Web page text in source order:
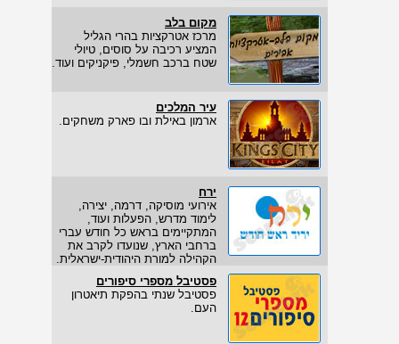
מקום בלב
מרכז אטרקציות בהרי הגליל
המציע רכיבה על סוסים, טיולי
שטח ברכב חשמלי, פיקניקים ועוד.
עיר המלכים
ארמון באילת ובו פארק משחקים.
ירח
אירועי מוסיקה, דרמה, יצירה,
לימוד מדרש, הפעלות ועוד,
המתקיימים בראש כל חודש עברי
ברחבי הארץ, שנועדו לקרב את
הקהילה למורת היהודית-ישראלית.
פסטיבל מספרי סיפורים
פסטיבל שנתי בהפקת תיאטרון
העם.